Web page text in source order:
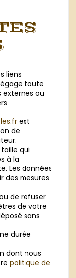
liens
toute
externes ou
est
de
qui
à la
Les données
des mesures
de refuser
de votre
sans
durée
dont nous
politique de